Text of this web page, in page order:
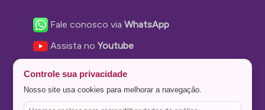
Fale conosco viaWhatsApp
Assista noYoutube
Nos siga no Instagram
Controle sua privacidade
Nosso site usa cookies para melhorar a navegação.